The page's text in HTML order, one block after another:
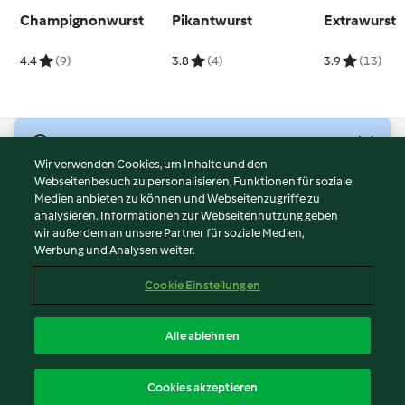
Champignonwurst
4.4 (9)
Pikantwurst
3.8 (4)
Extrawurst
3.9 (13)
Nutzungsbedingungen
Datenschutzrichtlinien
Disclaimer
Impressum
Inhalt melden
Erklärung zur Barrierefreiheit
Wir verwenden Cookies, um Inhalte und den
Webseitenbesuch zu personalisieren, Funktionen für soziale
Medien anbieten zu können und Webseitenzugriffe zu
analysieren. Informationen zur Webseitennutzung geben
wir außerdem an unsere Partner für soziale Medien,
Werbung und Analysen weiter.
Cookie Einstellungen
Alle ablehnen
Cookies akzeptieren